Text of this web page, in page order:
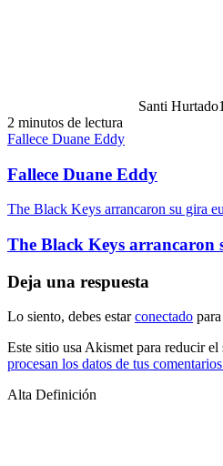
Santi Hurtado
2 minutos de lectura
Fallece Duane Eddy
Fallece Duane Eddy
The Black Keys arrancaron su gira
The Black Keys arrancaron
Deja una respuesta
Lo siento, debes estarconectado
Este sitio usa Akismet para reducir el
procesan los datos de tus
Alta Definición